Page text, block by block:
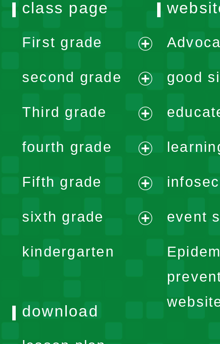
class page
First grade
menu
second grade
menu
Third grade
menu
fourth grade
menu
Fifth grade
menu
sixth grade
kindergarten
good
event
download